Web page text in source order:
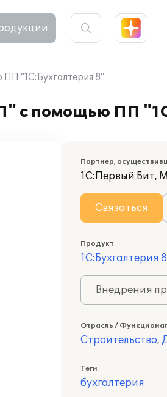
"1С:Бухгалтерия 8"
с помощью ПП
Партнер,
1С:Первый Бит,
Связаться
Продукт
1С:Бухгалтерия 8
Внедрения
Отрасль /
Строительство,
Теги
бухгалтерия